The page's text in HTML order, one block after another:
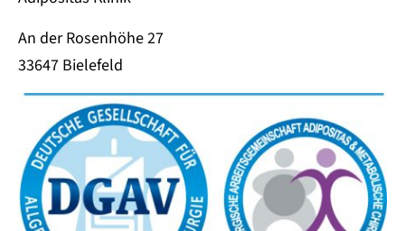
An der Rosenhöhe 27
33647 Bielefeld